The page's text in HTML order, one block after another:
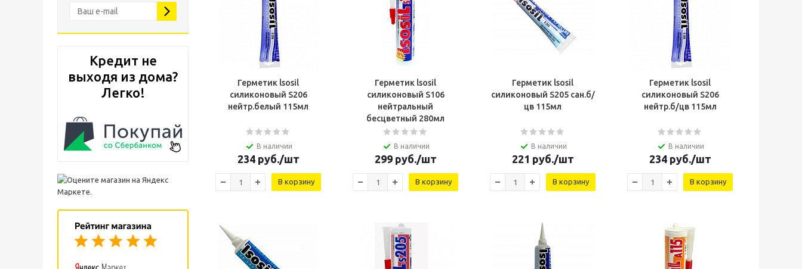
Кредит не
выходя из дома?
Легко!
Герметик lsosil
силиконовый S206
нейтр.белый 115мл
В наличии
234руб./шт
В корзину
Герметик lsosil
силиконовый S106
нейтральный
бесцветный 280мл
В наличии
299руб./шт
В корзину
Герметик lsosil
силиконовый S205 сан.б/
цв 115мл
В наличии
221 руб./шт
В корзину
Герметик lsosil
силиконовый S206
нейтр.б/цв 115мл
В наличии
234руб./шт
В корзину